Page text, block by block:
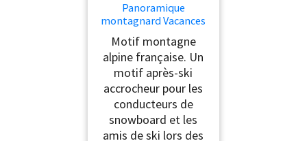
Panoramique
montagnard Vacances
de Ski Apres-Ski Sauze
T-Shirt
Motif montagne
alpine française. Un
motif après-ski
accrocheur pour les
conducteurs de
snowboard et les
amis de ski lors des